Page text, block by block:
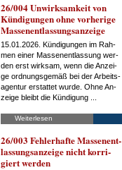
26/004 Un­wirk­sam­keit von
Kün­di­gun­gen oh­ne vor­he­ri­ge
Mas­sen­ent­las­sungs­an­zei­ge
15.01.2026. Kün­di­gun­gen im Rah­
men ei­ner Mas­sen­ent­las­sung wer­
den erst wirk­sam, wenn die An­zei­
ge ord­nungs­ge­mäß bei der Ar­beits­
agen­tur er­stat­tet wur­de. Oh­ne An­
zei­ge bleibt die Kün­di­gung ...
Weiterlesen
26/003 Feh­ler­haf­te Mas­sen­ent­
las­sungs­an­zei­ge nicht kor­ri­
giert wer­den